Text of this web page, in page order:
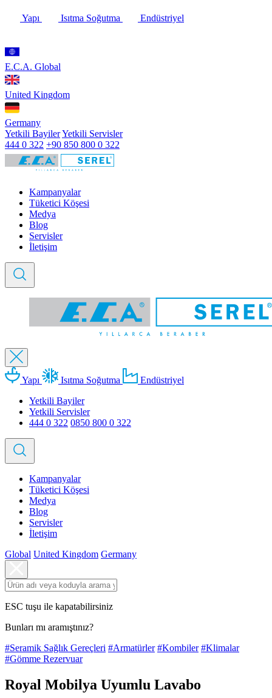
Yapı Isıtma Soğutma Endüstriyel
E.C.A. Global
United Kingdom
Germany
Yetkili BayilerYetkili Servisler
444 0 322 +90 850 800 0 322
Kampanyalar
Tüketici Köşesi
Medya
Blog
Servisler
İletişim
Yapı Isıtma Soğutma
Endüstriyel
Yetkili Bayiler
Yetkili Servisler
444 0 322 0850 800 0 322
Kampanyalar
Tüketici Köşesi
Medya
Blog
Servisler
İletişim
Global United Kingdom Germany
ESC tuşu ile kapatabilirsiniz
Bunları mı aramıştınız?
#Seramik Sağlık Gereçleri #Armatürler #Kombiler #Klimalar
#Gömme Rezervuar
Royal Mobilya Uyumlu Lavabo